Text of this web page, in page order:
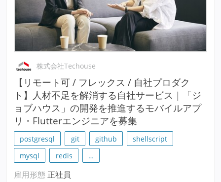
株式会社Techouse
【リモート可 / フレックス / 自社プロダク
ト】人材不足を解消する自社サービス｜「ジ
ョブハウス」の開発を推進するモバイルアプ
リ・Flutterエンジニアを募集
postgresql git github
shellscript
mysql
redis …
雇用形態 正社員